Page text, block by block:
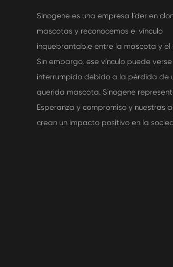
Sinogene es una empresa líder en
mascotas y reconocemos el vínculo
inquebrantable entre la mascota y el
Sin embargo, ese vínculo puede verse
interrumpido debido a la pérdida de
querida mascota. Sinogene
Esperanza y compromiso y nuestras
crean un impacto positivo en la